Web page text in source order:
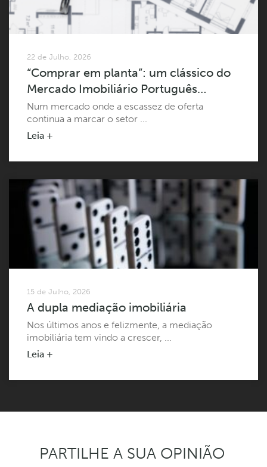
22 de Julho, 2026
“Comprar em planta”: um clássico do
Mercado Imobiliário Português…
Num mercado onde a escassez de oferta
continua a marcar o setor ...
Leia +
15 de Julho, 2026
A dupla mediação imobiliária
Nos últimos anos e felizmente, a mediação
imobiliária tem vindo a crescer, ...
Leia +
PARTILHE A SUA OPINIÃO